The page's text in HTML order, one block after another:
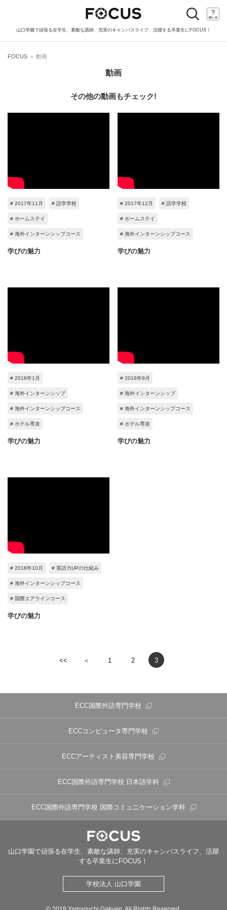
山口学園で頑張る在学生、素敵な講師、充実のキャンパスライフ、活躍する卒業生にFOCUS！
toggle
FOCUS ＞ 動画
動画
その他の動画もチェック!
# 2017年11月 # 語学学校
# ホームステイ
# 海外インターンシップコース
学びの魅力
# 2017年12月 # 語学学校
# ホームステイ
# 海外インターンシップコース
学びの魅力
# 2018年1月
# 海外インターンシップ
# 海外インターンシップコース
# ホテル専攻
学びの魅力
# 2018年9月
# 海外インターンシップ
# 海外インターンシップコース
# ホテル専攻
学びの魅力
# 2018年10月 # 英語力UPの仕組み
# 海外インターンシップコース
# 国際エアラインコース
学びの魅力
<< ＜ 1 2 3
ECC国際外語専門学校
ECCコンピュータ専門学校
ECCアーティスト美容専門学校
ECC国際外語専門学校 日本語学科
ECC国際外語専門学校 国際コミュニケーション学科
山口学園で頑張る在学生、素敵な講師、充実のキャンパスライフ、活躍
する卒業生にFOCUS！
学校法人 山口学園